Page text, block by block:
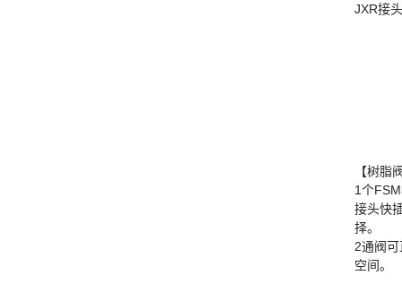
JXR接
【树脂
1个
接头快
择。
2通阀
空间。